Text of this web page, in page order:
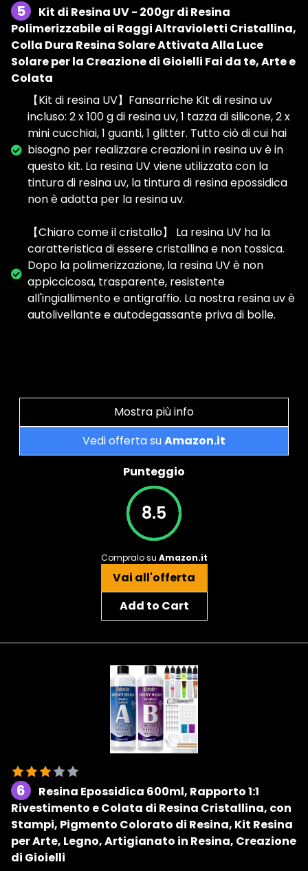
5
Kit di Resina UV - 200gr di Resina
Polimerizzabile ai Raggi Altravioletti Cristallina,
Colla Dura Resina Solare Attivata Alla Luce
Solare per la Creazione di Gioielli Fai da te, Arte e
Colata
【Kit di resina UV】Fansarriche Kit di resina uv
incluso: 2 x 100 g di resina uv, 1 tazza di silicone, 2 x
mini cucchiai, 1 guanti, 1 glitter. Tutto ciò di cui hai
bisogno per realizzare creazioni in resina uv è in
questo kit. La resina UV viene utilizzata con la
tintura di resina uv, la tintura di resina epossidica
non è adatta per la resina uv.
【Chiaro come il cristallo】 La resina UV ha la
caratteristica di essere cristallina e non tossica.
Dopo la polimerizzazione, la resina UV è non
appiccicosa, trasparente, resistente
all'ingiallimento e antigraffio. La nostra resina uv è
autolivellante e autodegassante priva di bolle.
Mostra più info
Vedi offerta suAmazon.it
Punteggio
8.5
Compralo su Amazon.it
Vai all'offerta
Add to Cart
6
Resina Epossidica 600ml, Rapporto 1:1
Rivestimento e Colata di Resina Cristallina, con
Stampi, Pigmento Colorato di Resina, Kit Resina
per Arte, Legno, Artigianato in Resina, Creazione
di Gioielli